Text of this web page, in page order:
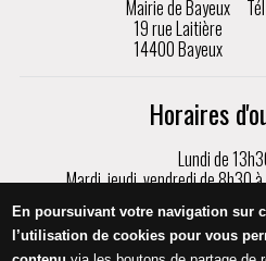
Mairie de Bayeux
19 rue Laitière
14400 Bayeux
Horaires
Lundi de
Mardi, jeudi, vendredi de 8h30
Mercredi de
Samedi de 9h à 12h, sur
En poursuivant votre navigation sur
l’utilisation de cookies pour vous